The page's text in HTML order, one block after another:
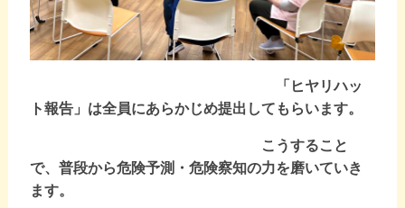
「ヒヤリハッ
ト報告」は全員にあらかじめ提出してもらいます。
こうすること
で、普段から危険予測・危険察知の力を磨いていき
ます。